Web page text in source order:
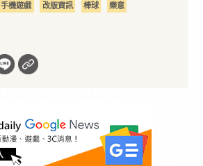
手機遊戲 改版資訊 棒球 樂意